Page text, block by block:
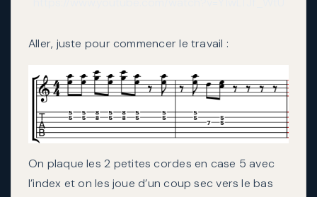
Aller, juste pour commencer le travail :
On plaque les 2 petites cordes en case 5 avec
l’index et on les joue d’un coup sec vers le bas